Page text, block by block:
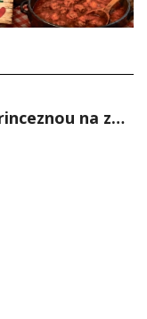
Prohlídka s princeznou na zámku Stekník